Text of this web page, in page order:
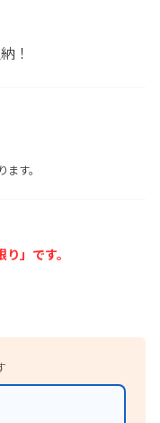
！
す。
」です。